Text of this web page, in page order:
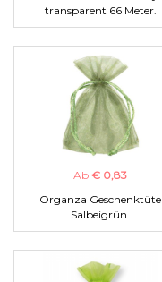
transparent 66 Meter.
Ab € 0,83
Organza Geschenktüte
Salbeigrün.